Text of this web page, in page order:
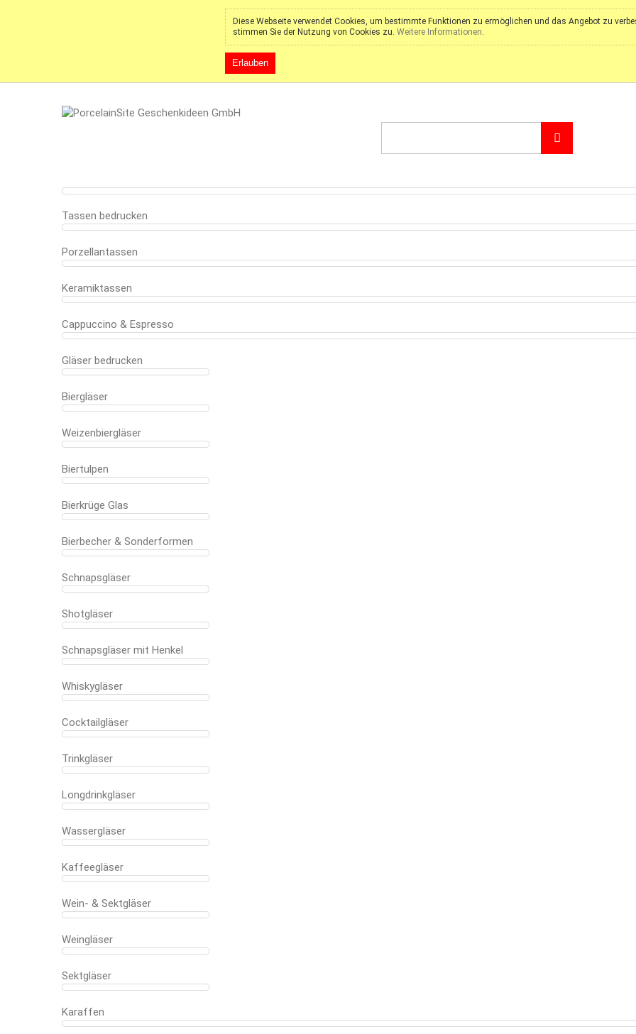
Diese Webseite verwendet Cookies, um bestimmte Funktionen zu ermöglichen und das Angebot zu
stimmen Sie der Nutzung von Cookies zu. Weitere Informationen.
Erlauben
Tassen bedrucken
Porzellantassen
Keramiktassen
Cappuccino & Espresso
Gläser bedrucken
Biergläser
Weizenbiergläser
Biertulpen
Bierkrüge Glas
Bierbecher & Sonderformen
Schnapsgläser
Shotgläser
Schnapsgläser mit Henkel
Whiskygläser
Cocktailgläser
Trinkgläser
Longdrinkgläser
Wassergläser
Kaffeegläser
Wein- & Sektgläser
Weingläser
Sektgläser
Karaffen